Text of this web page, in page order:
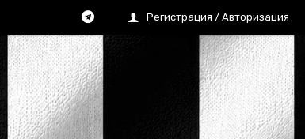
Регистрация / Авторизация